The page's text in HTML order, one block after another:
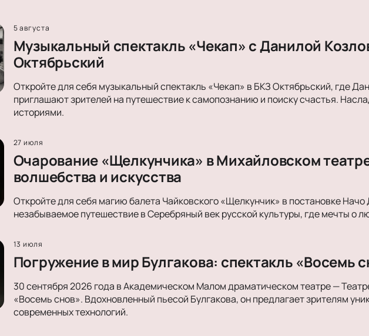
Детектив
5 августа
Музыкальный спектакль «Чекап» с Данилой
Октябрьский
Откройте для себя музыкальный спектакль «Чекап» в БКЗ Октябрьский, где
приглашают зрителей на путешествие к самопознанию и поиску счастья.
историями.
27 июля
Очарование «Щелкунчика» в Михайловском
волшебства и искусства
Откройте для себя магию балета Чайковского «Щелкунчик» в постановке
незабываемое путешествие в Серебряный век русской культуры, где мечты о
13 июля
Погружение в мир Булгакова: спектакль «Восемь
30 сентября 2026 года в Академическом Малом драматическом театре —
«Восемь снов». Вдохновленный пьесой Булгакова, он предлагает зрителям
современных технологий.